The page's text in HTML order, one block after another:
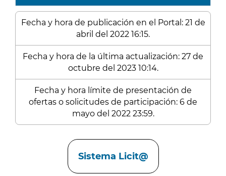
Fecha y hora de publicación en el Portal: 21 de
abril del 2022 16:15.
Fecha y hora de la última actualización: 27 de
octubre del 2023 10:14.
Fecha y hora límite de presentación de
ofertas o solicitudes de participación: 6 de
mayo del 2022 23:59.
Sistema Licit@